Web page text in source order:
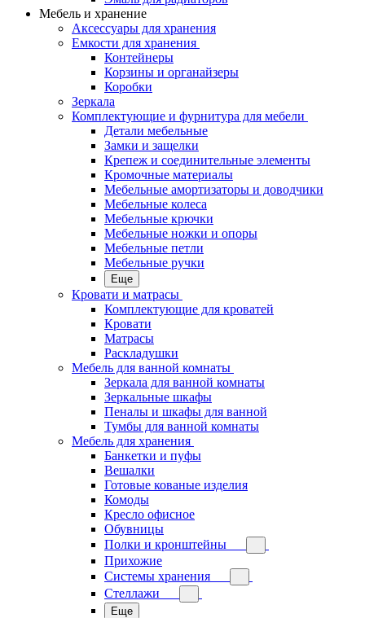
Мебель и хранение
Аксессуары для хранения
Емкости для хранения
Контейнеры
Корзины и органайзеры
Коробки
Зеркала
Комплектующие и фурнитура для мебели
Детали мебельные
Замки и защелки
Крепеж и соединительные элементы
Кромочные материалы
Мебельные амортизаторы и доводчики
Мебельные колеса
Мебельные крючки
Мебельные ножки и опоры
Мебельные петли
Мебельные ручки
Еще
Кровати и матрасы
Комплектующие для кроватей
Кровати
Матрасы
Раскладушки
Мебель для ванной комнаты
Зеркала для ванной комнаты
Зеркальные шкафы
Пеналы и шкафы для ванной
Тумбы для ванной комнаты
Мебель для хранения
Банкетки и пуфы
Вешалки
Готовые кованые изделия
Комоды
Кресло офисное
Обувницы
Полки и кронштейны
Прихожие
Системы хранения
Стеллажи
Еще